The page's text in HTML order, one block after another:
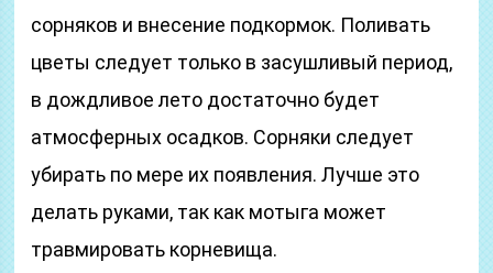
сорняков и внесение подкормок. Поливать
цветы следует только в засушливый период,
в дождливое лето достаточно будет
атмосферных осадков. Сорняки следует
убирать по мере их появления. Лучше это
делать руками, так как мотыга может
травмировать корневища.